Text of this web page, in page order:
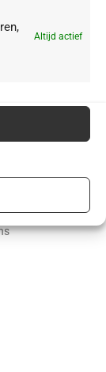
Altijd actief